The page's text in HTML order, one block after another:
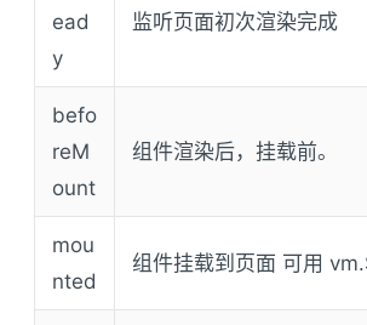
ead
y
监听页面初次渲染完成
befo
reM
ount
组件渲染后，挂载前。
mou
nted
组件挂载到页面 可用